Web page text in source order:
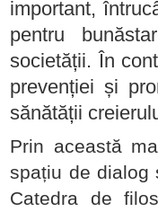
important,
pentru
societății. În
prevenției și
sănătății
Prin această
spațiu de dialog
Catedra de